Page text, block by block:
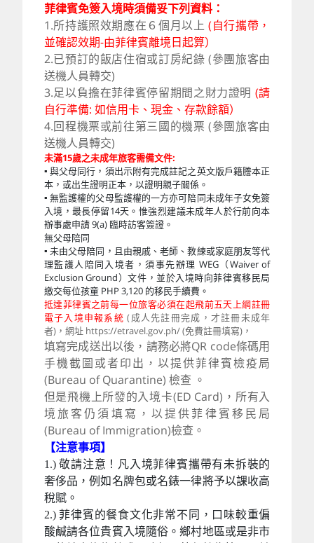
菲律賓免簽入境時須備妥下列資料：
1.所持護照效期應在６個月以上 (自行攜帶，
並確認效期-由菲律賓離境日起算）
2.已預訂的飯店住宿或訂房紀錄 (參團旅客由
送機人員轉交)
3.足以負擔在菲律賓停留期間之財力證明 (請
自行準備: 如信用卡、現金、存款餘額）
4.回程機票或前往第三國的機票 (參團旅客由
送機人員轉交)
未滿15歲之未成年旅客需備文件:
▪ 與父母同行，須出示附有完成註記之英文版戶籍謄本正
本，或出生證明正本，以證明親子關係。
▪ 無監護權的父母監護權的一方亦可陪同未成年子女免簽
入境，最長停留14天。惟強烈建議未成年人於行前向本
辦事處申請 9(a) 臨時訪客簽證。
無父母陪同
▪ 未由父母陪同，且由親戚、老師、教練或家庭朋友等代
理監護人陪同入境者，須事先辦理 WEG（Waiver of
Exclusion Ground）文件，並於入境時向菲律賓移民局
繳交每位孩童 PHP 3,120 的移民手續費。
抵達菲律賓之前每一位旅客必須在起飛前五天上網註冊
電子入境申報系統(成人先註冊完成，才註冊未成年
者)，網址 https://etravel.gov.ph/ (免費註冊填寫)，
填寫完成送出以後，請務必將QR code條碼用
手機截圖或者印出，以提供菲律賓檢疫局
(Bureau of Quarantine) 檢查 。
但是飛機上所發的入境卡(ED Card)，所有入
境旅客仍須填寫，以提供菲律賓移民局
(Bureau of Immigration)檢查。
【注意事項】
1.) 敬請注意！凡入境菲律賓攜帶有未拆裝的
奢侈品，例如名牌包或名錶一律將予以課收高
稅賦。
2.) 菲律賓的餐食文化非常不同，口味較重偏
酸鹹請各位貴賓入境隨俗。鄉村地區或是非市